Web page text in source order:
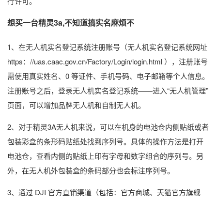
想买一台精灵3a,不知道搞实名麻烦不
1、在无人机实名登记系统注册账号（无人机实名登记系统网址
https：//uas.caac.gov.cn/Factory/Login/login.html ），注册账号
需使用真实姓名、0 等证件、手机号码、电子邮箱等个人信息。
注册账号之后，登录无人机实名登记系统——进入“无人机管理”
页面，可以增加品牌无人机和自制无人机。
2、对于精灵3A无人机来说，可以在机身的电池仓内侧贴纸或者
包装彩盒的条形码贴纸处找到序列号。具体的操作方法是打开
电池仓，查看内侧的贴纸上印有字母和数字组合的序列号。另
外，在无人机外包装盒的条码部分也会标注序列号。
3、通过 DJI 官方直销渠道（包括：官方商城、天猫官方旗舰